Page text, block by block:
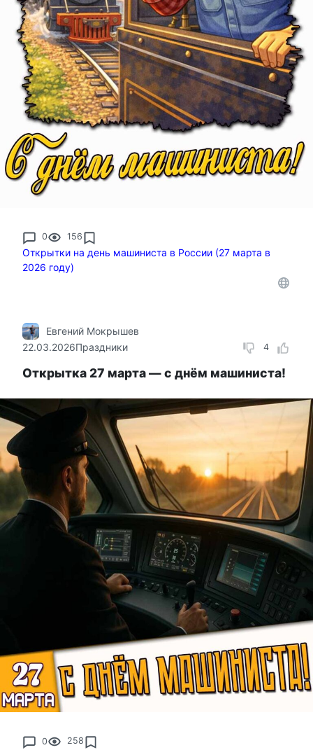
0 156
Открытки на день машиниста в России (27 марта в
2026 году)
4
Евгений Мокрышев
22.03.2026Праздники
Открытка 27 марта — с днём машиниста!
0 258